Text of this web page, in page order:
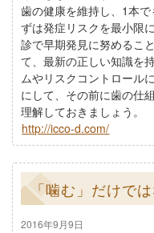
歯の健康を維持し、1本
ずは発症リスクを最小限
診で早期発見に努めるこ
て、最新の正しい知識を
ムやリスクコントロール
にして、その前に歯の仕
理解しておきましょう。
http://icco-d.com/
「噛む」だけで
2016年9月9日